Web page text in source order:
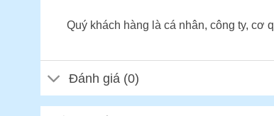
Quý khách hàng là cá nhân, công ty,
Đánh giá (0)